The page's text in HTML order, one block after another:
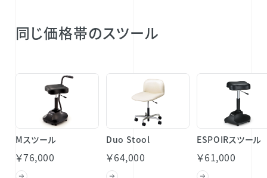
同じ価格帯のスツール
Mスツール
￥76,000
Duo Stool
￥64,000
ESPOIRスツール
￥61,000